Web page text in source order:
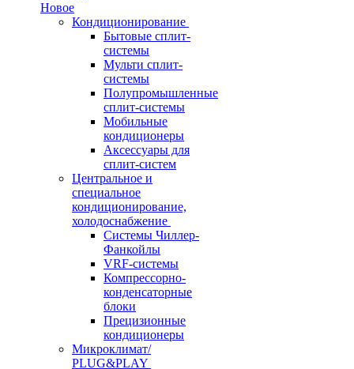
Новое
Кондиционирование
Бытовые сплит-
системы
Мульти сплит-
системы
Полупромышленные
сплит-системы
Мобильные
кондиционеры
Аксессуары для
сплит-систем
Центральное и
специальное
кондиционирование,
холодоснабжение
Системы Чиллер-
Фанкойлы
VRF-системы
Компрессорно-
конденсаторные
блоки
Прецизионные
кондиционеры
Микроклимат/
PLUG&PLAY